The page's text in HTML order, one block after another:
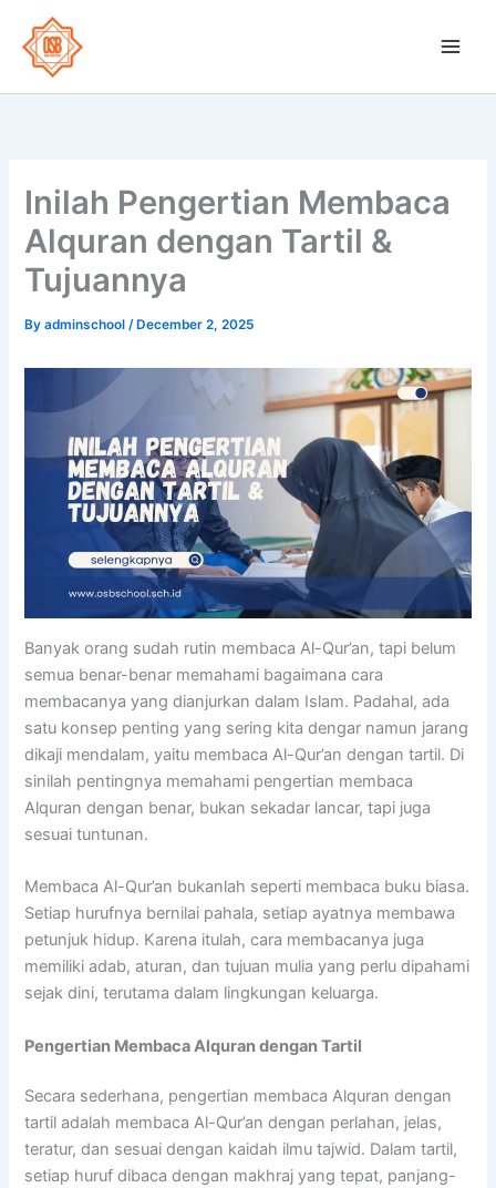
content
Inilah Pengertian Membaca
Alquran dengan Tartil &
Tujuannya
Byadminschool/ December 2, 2025
Banyak orang sudah rutin membaca Al-Qur’an, tapi belum
semua benar-benar memahami bagaimana cara
membacanya yang dianjurkan dalam Islam. Padahal, ada
satu konsep penting yang sering kita dengar namun jarang
dikaji mendalam, yaitu membaca Al-Qur’an dengan tartil. Di
sinilah pentingnya memahami pengertian membaca
Alquran dengan benar, bukan sekadar lancar, tapi juga
sesuai tuntunan.
Membaca Al-Qur’an bukanlah seperti membaca buku biasa.
Setiap hurufnya bernilai pahala, setiap ayatnya membawa
petunjuk hidup. Karena itulah, cara membacanya juga
memiliki adab, aturan, dan tujuan mulia yang perlu dipahami
sejak dini, terutama dalam lingkungan keluarga.
Pengertian Membaca Alquran dengan Tartil
Secara sederhana, pengertian membaca Alquran dengan
tartil adalah membaca Al-Qur’an dengan perlahan, jelas,
teratur, dan sesuai dengan kaidah ilmu tajwid. Dalam tartil,
setiap huruf dibaca dengan makhraj yang tepat, panjang-